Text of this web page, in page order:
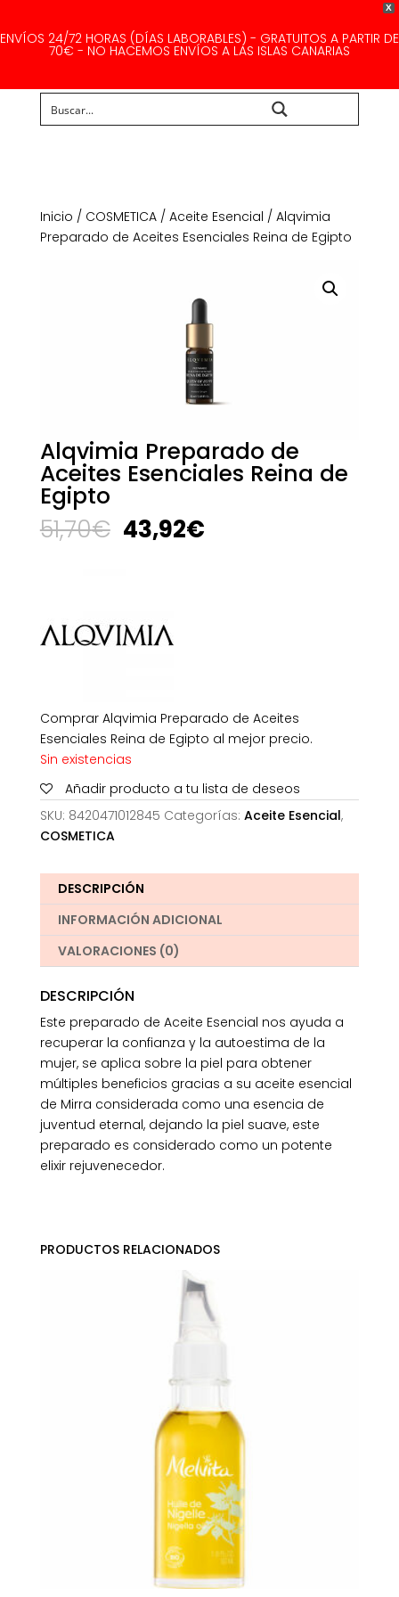
X
ENVÍOS 24/72 HORAS (DÍAS LABORABLES) - GRATUITOS A PARTIR DE
70€ - NO HACEMOS ENVÍOS A LAS ISLAS CANARIAS
Inicio / COSMETICA/ Aceite Esencial / Alqvimia
Preparado de Aceites Esenciales Reina de Egipto
Alqvimia Preparado de
Aceites Esenciales Reina de
Egipto
51,70€ El
precio
43,92€El
Comprar Alqvimia Preparado de Aceites
Esenciales Reina de Egipto al mejor precio.
Sin existencias
Añadir producto a tu lista de deseos
SKU: 8420471012845 Categorías: Aceite Esencial,
COSMETICA
DESCRIPCIÓN
INFORMACIÓN ADICIONAL
VALORACIONES (0)
DESCRIPCIÓN
Este preparado de Aceite Esencial nos ayuda a
recuperar la confianza y la autoestima de la
mujer, se aplica sobre la piel para obtener
múltiples beneficios gracias a su aceite esencial
de Mirra considerada como una esencia de
juventud eternal, dejando la piel suave, este
preparado es considerado como un potente
elixir rejuvenecedor.
PRODUCTOS RELACIONADOS